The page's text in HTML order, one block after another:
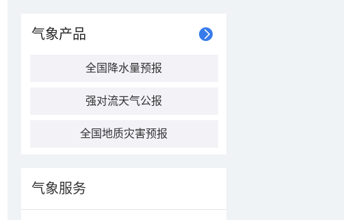
气象产品
全国降水量预报
强对流天气公报
全国地质灾害预报
气象服务